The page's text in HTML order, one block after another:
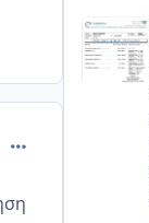
comment_985567